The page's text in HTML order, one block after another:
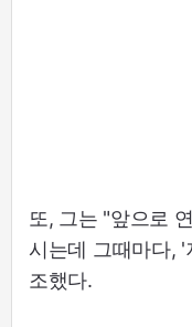
또, 그는 "앞으로
시는데 그때마다,
조했다.